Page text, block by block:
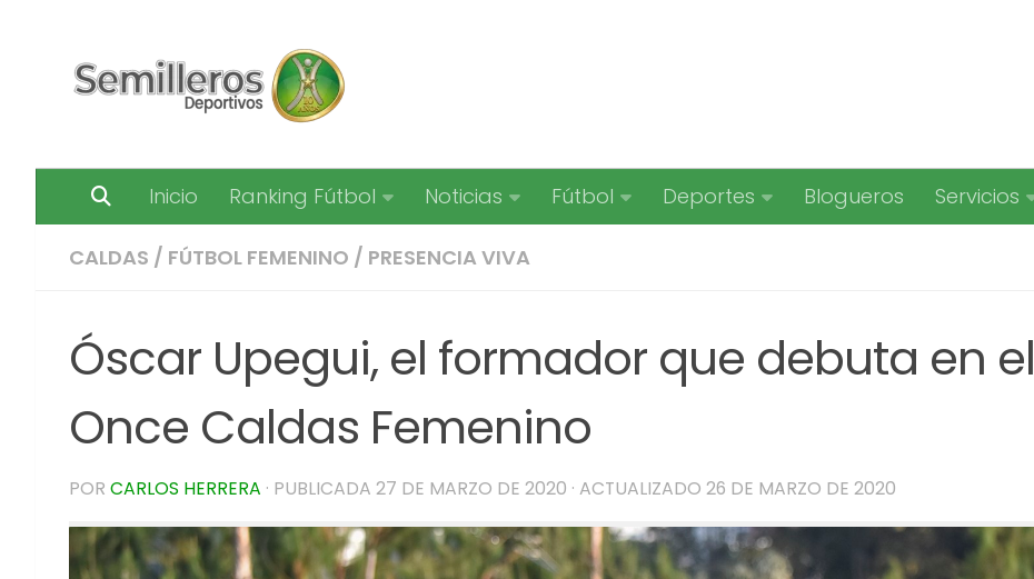
Inicio Ranking Fútbol Noticias Fútbol Deportes Blogueros Servicios
CALDAS / FÚTBOL FEMENINO / PRESENCIA VIVA
Óscar Upegui, el formador que debuta en el
Once Caldas Femenino
POR CARLOS HERRERA · PUBLICADA 27 DE MARZO DE 2020 · ACTUALIZADO 26 DE MARZO DE 2020